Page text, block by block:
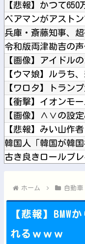
古き良きロールプ
ホーム 自動車
【悲報】BMW
れるｗｗｗ